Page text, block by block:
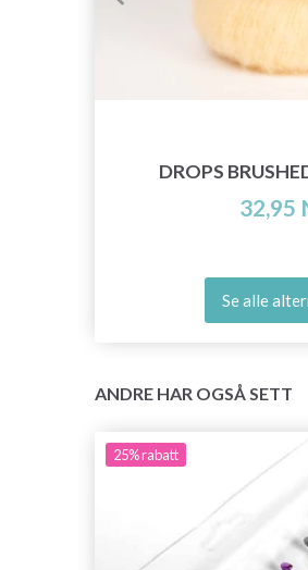
DROPS
32,95
Se alle
ANDRE HAR OGSÅ SETT
25%rabatt